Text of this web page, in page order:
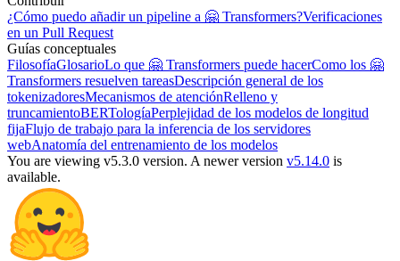
¿Cómo puedo añadir un pipeline a 🤗 Transformers?Verificaciones
en un Pull Request
Guías conceptuales
FilosofíaGlosarioLo que 🤗 Transformers puede hacerComo los 🤗
Transformers resuelven tareasDescripción general de los
tokenizadoresMecanismos de atenciónRelleno y
truncamientoBERTologíaPerplejidad de los modelos de longitud
fijaFlujo de trabajo para la inferencia de los servidores
webAnatomía del entrenamiento de los modelos
You are viewing v5.3.0 version. A newer version v5.14.0 is
available.